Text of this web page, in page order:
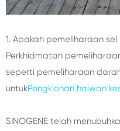
1. Apakah pemeliharaan
Perkhidmatan
seperti pemeliharaan
untukPengklonan haiwan
SINOGENE telah